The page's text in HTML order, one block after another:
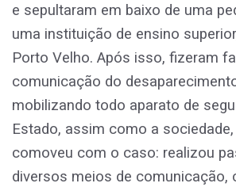
e sepultaram em baixo de uma
uma instituição de ensino
Porto Velho. Após isso, fizeram
comunicação do
mobilizando todo aparato de
Estado, assim como a
comoveu com o caso: realizou
diversos meios de comunicação,